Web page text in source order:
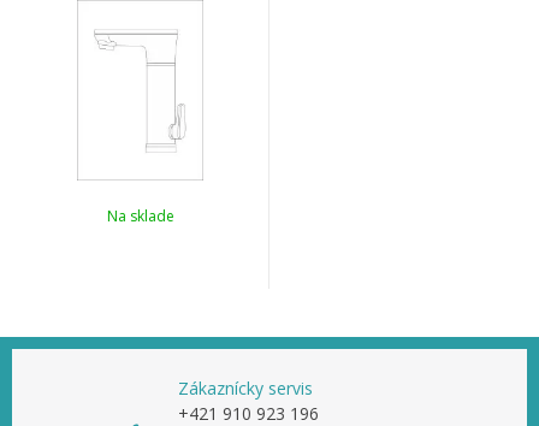
Na sklade
Zákaznícky servis
+421 910 923 196